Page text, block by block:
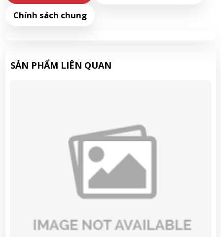
Chính sách chung
SẢN PHẨM LIÊN QUAN